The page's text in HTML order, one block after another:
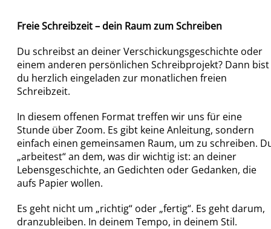
Freie Schreibzeit – dein Raum zum Schreiben
Du schreibst an deiner Verschickungsgeschichte oder
einem anderen persönlichen Schreibprojekt? Dann bist
du herzlich eingeladen zur monatlichen freien
Schreibzeit.
In diesem offenen Format treffen wir uns für eine
Stunde über Zoom. Es gibt keine Anleitung, sondern
einfach einen gemeinsamen Raum, um zu schreiben.
„arbeitest“ an dem, was dir wichtig ist: an deiner
Lebensgeschichte, an Gedichten oder Gedanken, die
aufs Papier wollen.
Es geht nicht um „richtig“ oder „fertig“. Es geht darum,
dranzubleiben. In deinem Tempo, in deinem Stil.